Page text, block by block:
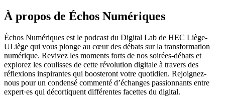
À propos de Échos Numériques
Échos Numériques est le podcast du Digital Lab de HEC Liège-
ULiège qui vous plonge au cœur des débats sur la transformation
numérique. Revivez les moments forts de nos soirées-débats et
explorez les coulisses de cette révolution digitale à travers des
réflexions inspirantes qui boosteront votre quotidien. Rejoignez-
nous pour un condensé commenté d’échanges passionnants entre
expert·es qui décortiquent différentes facettes du digital.